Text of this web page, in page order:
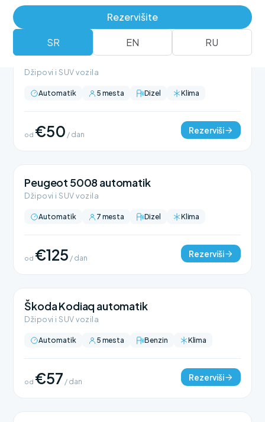
Rezervišite
SR EN RU
BMW X1 automatik
Džipovi i SUV vozila
Automatik 5 mesta Dizel Klima
od €50 / dan Rezerviši
Peugeot 5008 automatik
Džipovi i SUV vozila
Automatik 7 mesta Dizel Klima
od €125 / dan Rezerviši
Škoda Kodiaq automatik
Džipovi i SUV vozila
Automatik 5 mesta Benzin Klima
od €57 / dan Rezerviši